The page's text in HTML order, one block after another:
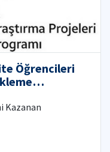
Öğrencileri
Kazanan